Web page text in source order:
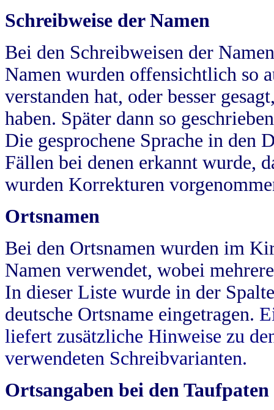
Schreibweise der Namen
Bei den Schreibweisen der
Namen wurden offensichtlich so
verstanden hat, oder besser
haben. Später dann so
Die gesprochene Sprache in
Fällen bei denen erkannt wurde,
wurden Korrekturen
Ortsnamen
Bei den Ortsnamen wurden im
Namen verwendet, wobei
In dieser Liste wurde in der
deutsche Ortsname eingetragen.
liefert zusätzliche Hinweise zu
verwendeten Schreibvarianten.
Ortsangaben bei den Taufpaten